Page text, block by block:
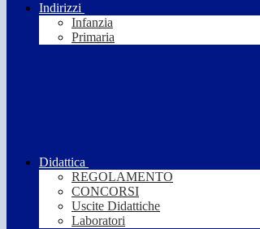
Indirizzi
Infanzia
Primaria
Didattica
REGOLAMENTO
CONCORSI
Uscite Didattiche
Laboratori